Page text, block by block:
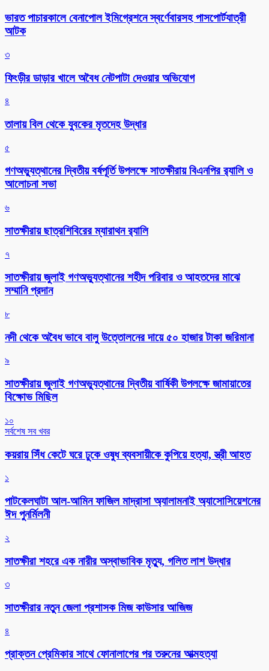
ভারত পাচারকালে বেনাপোল ইমিগ্রেশনে স্বর্ণেবারসহ পাসপোর্টযাত্রী
আটক
৩
ফিংড়ীর ডাড়ার খালে অবৈধ নেটপাটা দেওয়ার অভিযোগ
৪
তালায় বিল থেকে যুবকের মৃতদেহ উদ্ধার
৫
গণঅভ্যুত্থানের দ্বিতীয় বর্ষপূর্তি উপলক্ষে সাতক্ষীরায় বিএনপির র‌্যালি ও
আলোচনা সভা
৬
সাতক্ষীরায় ছাত্রশিবিরের ম্যারাথন র‌্যালি
৭
সাতক্ষীরায় জুলাই গণঅভ্যুত্থানের শহীদ পরিবার ও আহতদের মাঝে
সম্মানি প্রদান
৮
নদী থেকে অবৈধ ভাবে বালু উত্তোলনের দায়ে ৫০ হাজার টাকা জরিমানা
৯
সাতক্ষীরায় জুলাই গণঅভ্যুত্থানের দ্বিতীয় বার্ষিকী উপলক্ষে জামায়াতের
বিক্ষোভ মিছিল
১০
সর্বশেষ সব খবর
কয়রায় সিঁধ কেটে ঘরে ঢুকে ওষুধ ব্যবসায়ীকে কুপিয়ে হত্যা, স্ত্রী আহত
১
পাটকেলঘাটা আল-আমিন ফাজিল মাদ্রাসা অ্যালামনাই অ্যাসোসিয়েশনের
ঈদ পুনর্মিলনী
২
সাতক্ষীরা শহরে এক নারীর অস্বাভাবিক মৃত্যু, গলিত লাশ উদ্ধার
৩
সাতক্ষীরার নতুন জেলা প্রশাসক মিজ কাউসার আজিজ
৪
প্রাক্তন প্রেমিকার সাথে ফোনালাপের পর তরুনের আত্মহত্যা